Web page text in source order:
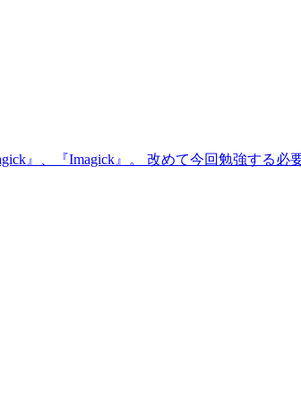
』、『Imagick』。 改めて今回勉強する